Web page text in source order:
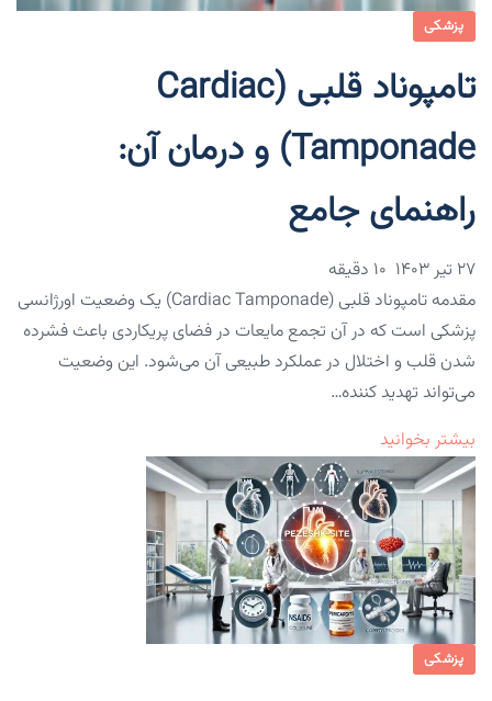
پزشکی
تامپوناد قلبی (Cardiac
Tamponade) و درمان آن:
راهنمای جامع
۲۷ تیر ۱۴۰۳
مقدمه تامپوناد قلبی (Cardiac Tamponade) یک وضعیت اورژانسی
پزشکی است که در آن تجمع مایعات در فضای پریکاردی باعث فشرده
شدن قلب و اختلال در عملکرد طبیعی آن می‌شود. این وضعیت
می‌تواند تهدید کننده…
بیشتر بخوانید
پزشکی